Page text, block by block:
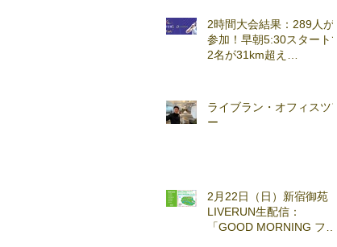
2時間大会結果：289人が
参加！早朝5:30スタートで
2名が31km超え
ライブラン・オフィスツア
ー
2月22日（日）新宿御苑
LIVERUN生配信：
「GOOD MORNING ファ